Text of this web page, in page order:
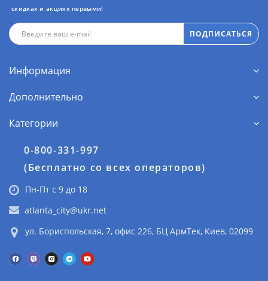
скидках и акциях первыми!
ПОДПИСАТЬСЯ
Информация
Дополнительно
Категории
0-800-331-997
(Бесплатно со всех операторов)
Пн-Пт с 9 до 18
atlanta_city@ukr.net
ул. Бориспольская, 7, офис 226, БЦ АрмТек, Киев, 02099